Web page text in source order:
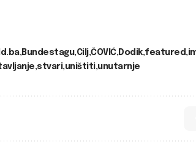
Bundestagu Cilj ČOVIĆ Dodik featured
stvari uništiti unutarnje